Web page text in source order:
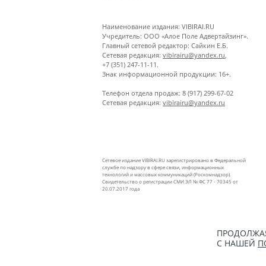
Наименование издания: VIBIRAI.RU
Учредитель: ООО «Алое Поле Адвертайзинг».
Главный сетевой редактор: Сайкин Е.Б.
Сетевая редакция: vibirairu@yandex.ru
+7 (351) 247-11-11.
Знак информационной продукции: 16+.
Телефон отдела продаж: 8 (917) 299-67-02
Сетевая редакция: vibirairu@yandex.ru
Сетевое издание VIBIRAI.RU зарегистрировано в Федеральной
службе по надзору в сфере связи, информационных
технологий и массовых коммуникаций (Роскомнадзор).
Свидетельство о регистрации СМИ ЭЛ № ФС 77 - 70345 от
20.07.2017 года
С НАШЕЙ